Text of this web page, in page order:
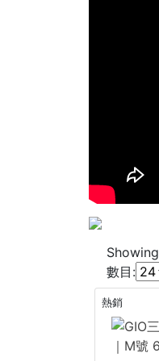
Showing
數目:
熱銷